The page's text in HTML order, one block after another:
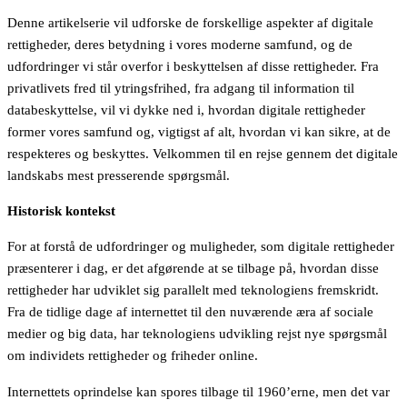
Denne artikelserie vil udforske de forskellige aspekter af digitale
rettigheder, deres betydning i vores moderne samfund, og de
udfordringer vi står overfor i beskyttelsen af disse rettigheder. Fra
privatlivets fred til ytringsfrihed, fra adgang til information til
databeskyttelse, vil vi dykke ned i, hvordan digitale rettigheder
former vores samfund og, vigtigst af alt, hvordan vi kan sikre, at de
respekteres og beskyttes. Velkommen til en rejse gennem det digitale
landskabs mest presserende spørgsmål.
Historisk kontekst
For at forstå de udfordringer og muligheder, som digitale rettigheder
præsenterer i dag, er det afgørende at se tilbage på, hvordan disse
rettigheder har udviklet sig parallelt med teknologiens fremskridt.
Fra de tidlige dage af internettet til den nuværende æra af sociale
medier og big data, har teknologiens udvikling rejst nye spørgsmål
om individets rettigheder og friheder online.
Internettets oprindelse kan spores tilbage til 1960’erne, men det var